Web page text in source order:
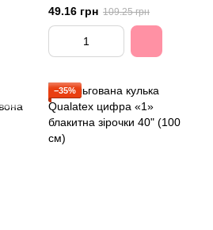
см)
49.16 грн 109.25 грн
−35%